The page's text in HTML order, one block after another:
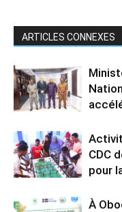
ARTICLES CONNEXES
CDC
pour
À